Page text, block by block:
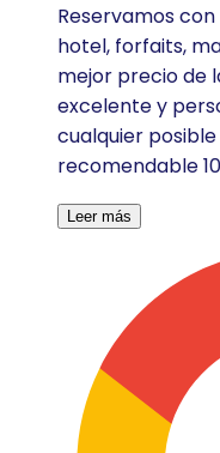
Reservamos
hotel, forfaits,
mejor precio de
excelente y
cualquier
recomendable
Leer más